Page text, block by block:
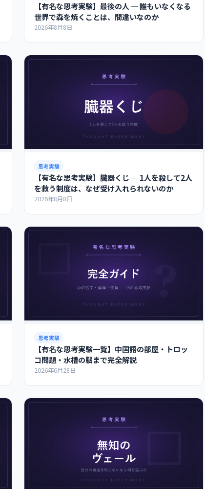
【有名な思考実験】最後の人 ─ 誰もいなくなる
世界で森を焼くことは、間違いなのか
2026年8月8日
思考実験
【有名な思考実験】臓器くじ ─ 1人を殺して2人
を救う制度は、なぜ受け入れられないのか
2026年8月8日
思考実験
【有名な思考実験一覧】中国語の部屋・トロッ
コ問題・水槽の脳まで完全解説
2026年6月28日